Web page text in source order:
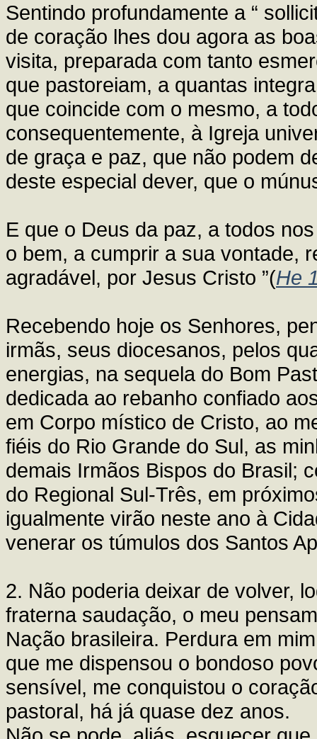
Sentindo profundamente a “
de coração lhes dou agora as
visita, preparada com tanto
que pastoreiam, a quantas
que coincide com o mesmo, a
consequentemente, à Igreja
de graça e paz, que não podem
deste especial dever, que o
E que o Deus da paz, a todos
o bem, a cumprir a sua vontade,
agradável, por Jesus Cristo ”(He
Recebendo hoje os Senhores,
irmãs, seus diocesanos, pelos
energias, na sequela do Bom
dedicada ao rebanho confiado
em Corpo místico de Cristo, ao
fiéis do Rio Grande do Sul, as
demais Irmãos Bispos do Brasil;
do Regional Sul-Três, em
igualmente virão neste ano à
venerar os túmulos dos Santos
2. Não poderia deixar de volver,
fraterna saudação, o meu
Nação brasileira. Perdura em
que me dispensou o bondoso
sensível, me conquistou o
pastoral, há já quase dez anos.